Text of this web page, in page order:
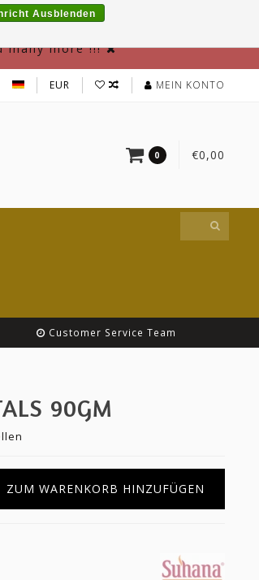
many more !!!
EUR MEIN KONTO
0 €0,00
Customer Service Team
90GM
ZUM WARENKORB HINZUFÜGEN
Ausblenden